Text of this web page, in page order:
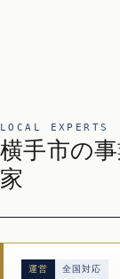
LOCAL EXPERTS
横手市の
家
運営 全国対応